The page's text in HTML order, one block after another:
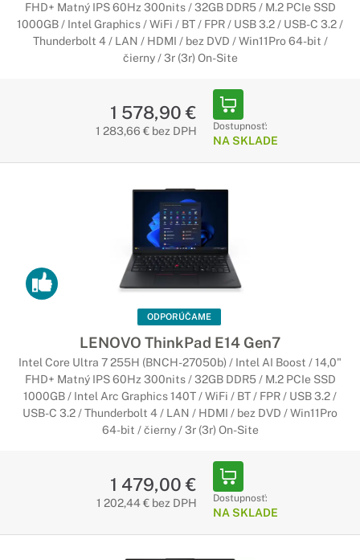
FHD+ Matný IPS 60Hz 300nits / 32GB DDR5 / M.2 PCIe SSD
1000GB / Intel Graphics / WiFi / BT / FPR / USB 3.2 / USB-C 3.2 /
Thunderbolt 4 / LAN / HDMI / bez DVD / Win11Pro 64-bit /
čierny / 3r (3r) On-Site
1 578,90 €
1 283,66 € bez DPH Dostupnosť:
NA SKLADE
ODPORÚČAME
LENOVO ThinkPad E14 Gen7
Intel Core Ultra 7 255H (BNCH-27050b) / Intel AI Boost / 14,0"
FHD+ Matný IPS 60Hz 300nits / 32GB DDR5 / M.2 PCIe SSD
1000GB / Intel Arc Graphics 140T / WiFi / BT / FPR / USB 3.2 /
USB-C 3.2 / Thunderbolt 4 / LAN / HDMI / bez DVD / Win11Pro
64-bit / čierny / 3r (3r) On-Site
1 479,00 €
1 202,44 € bez DPH Dostupnosť:
NA SKLADE